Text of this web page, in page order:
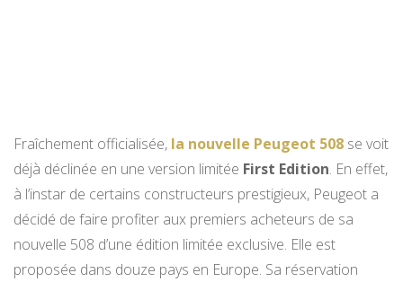
Fraîchement officialisée, la nouvelle Peugeot 508 se voit
déjà déclinée en une version limitée First Edition. En effet,
à l’instar de certains constructeurs prestigieux, Peugeot a
décidé de faire profiter aux premiers acheteurs de sa
nouvelle 508 d’une édition limitée exclusive. Elle est
proposée dans douze pays en Europe. Sa réservation